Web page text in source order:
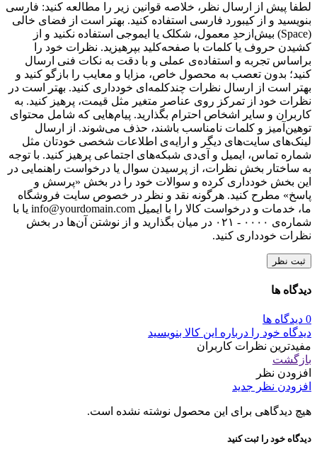
لطفا پیش از ارسال نظر، خلاصه قوانین زیر را مطالعه کنید: فارسی
بنویسید و از کیبورد فارسی استفاده کنید. بهتر است از فضای خالی
(Space) بیش‌از‌حدِ معمول، شکلک یا ایموجی استفاده نکنید و از
کشیدن حروف یا کلمات با صفحه‌کلید بپرهیزید. نظرات خود را
براساس تجربه و استفاده‌ی عملی و با دقت به نکات فنی ارسال
کنید؛ بدون تعصب به محصول خاص، مزایا و معایب را بازگو کنید و
بهتر است از ارسال نظرات چندکلمه‌‌ای خودداری کنید. بهتر است در
نظرات خود از تمرکز روی عناصر متغیر مثل قیمت، پرهیز کنید. به
کاربران و سایر اشخاص احترام بگذارید. پیام‌هایی که شامل محتوای
توهین‌آمیز و کلمات نامناسب باشند، حذف می‌شوند. از ارسال
لینک‌های سایت‌های دیگر و ارایه‌ی اطلاعات شخصی خودتان مثل
شماره تماس، ایمیل و آی‌دی شبکه‌های اجتماعی پرهیز کنید. با توجه
به ساختار بخش نظرات، از پرسیدن سوال یا درخواست راهنمایی در
این بخش خودداری کرده و سوالات خود را در بخش «پرسش و
پاسخ» مطرح کنید. هرگونه نقد و نظر در خصوص سایت فروشگاه
ما، خدمات و درخواست کالا را با ایمیل info@yourdomain.com یا با
شماره‌ی ۰۰۰۰ - ۰۲۱ در میان بگذارید و از نوشتن آن‌ها در بخش
نظرات خودداری کنید.
ثبت نظر
دیدگاه ها
0 دیدگاه ها
دیدگاه خود را درباره این کالا بنویسید
مفیدترین نظرات کاربران
بازگشت
افزودن نظر
افزودن نظر جدید
هیچ دیدگاهی برای این محصول نوشته نشده است.
دیدگاه خود را ثبت کنید